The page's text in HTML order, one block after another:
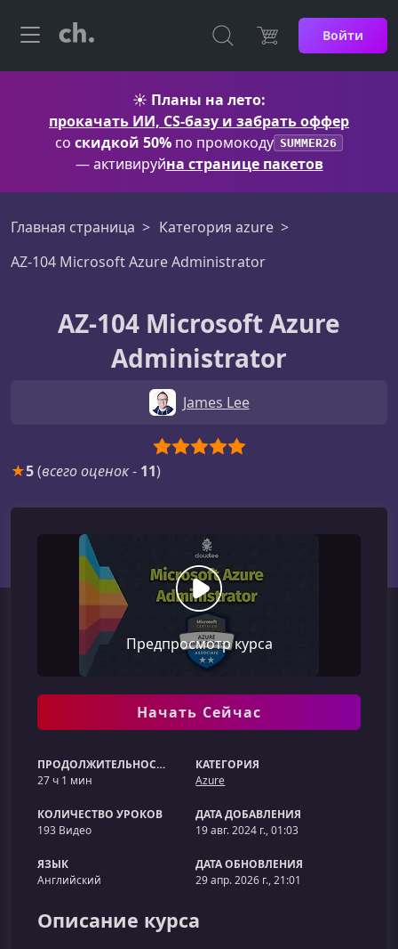
Войти
☀️ Планы на лето:
прокачать ИИ, CS-базу и забрать оффер
со скидкой 50% по промокоду SUMMER26
— активируйна странице пакетов
Главная страница
Категория azure
AZ-104 Microsoft Azure Administrator
AZ-104 Microsoft Azure
Administrator
James Lee
★5(всего оценок- 11)
Предпросмотр курса
Начать Сейчас
ПРОДОЛЖИТЕЛЬНОСТЬ
27 ч 1 мин
КАТЕГОРИЯ
Azure
КОЛИЧЕСТВО УРОКОВ
193 Видео
ДАТА ДОБАВЛЕНИЯ
19 авг. 2024 г., 01:03
ЯЗЫК
Английский
ДАТА ОБНОВЛЕНИЯ
29 апр. 2026 г., 21:01
Описание курса